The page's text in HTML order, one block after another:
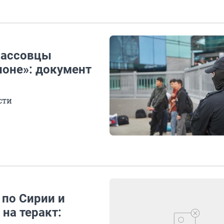
документ
Сирии и
теракт: